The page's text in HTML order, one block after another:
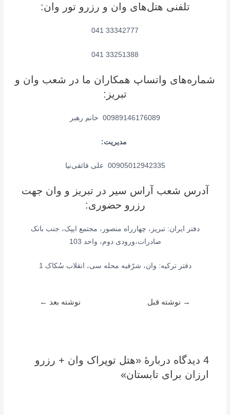
تلفنی هتل‌های وان و رزرو تور وان:
33342777 041
33251388 041
شماره‌های واتساپ همکاران ما در شعب وان و
تبریز:
00989146176089 خانم رهبر
مدیریت:
00905012942335 علی فائقی‌نیا
آدرس شعب آراس سیر در تبریز و وان جهت
رزرو حضوری:
دفتر ایران: تبریز، چهارراه منصور، مجتمع ایپک، جنب بانک
صادرات،ورودی دوم، واحد 103
دفتر ترکیه: وان، شرّفیه محله سی، انقلاب سُکاک 1
→ نوشته قبل نوشته بعد ←
4 دیدگاه دربارهٔ «هتل توپراک وان + رزرو
ارزان برای تابستان»